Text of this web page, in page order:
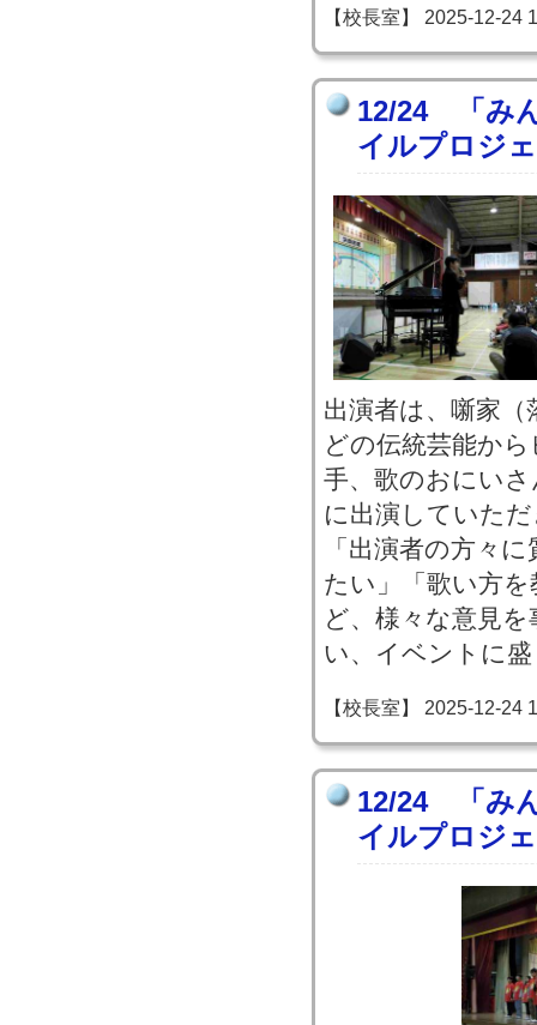
【校長室】 2025-12-24
12/24 「み
イルプロジ
出演者は、噺家（
どの伝統芸能か
手、歌のおにい
に出演していた
「出演者の方々
たい」「歌い方
ど、様々な意見
い、イベントに
【校長室】 2025-12-24
12/24 「み
イルプロジ